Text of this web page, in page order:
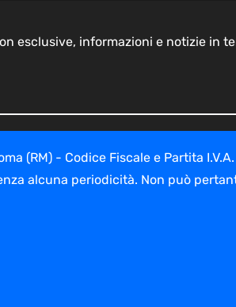
esclusive, informazioni e notizie in
(RM) - Codice Fiscale e Partita
alcuna periodicità. Non può